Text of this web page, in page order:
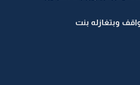
وبتغازله بنت